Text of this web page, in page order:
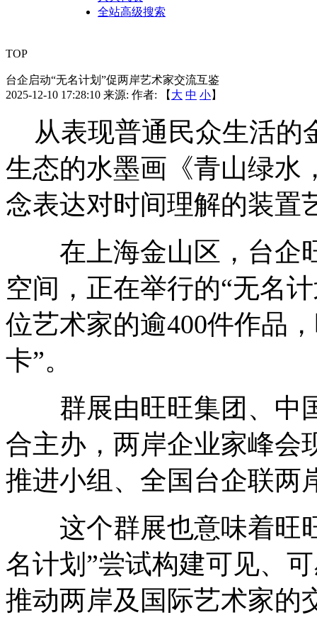
全站高级搜索
TOP
台企启动“无名计划”促两岸艺术家交流互鉴
2025-12-10 17:28:10 来源: 作者: 【 大 中 小】
从表现普通民众生活的
生态的水墨画《青山绿水
念表达对时间理解的装
在上海金山区，台企
空间，正在举行的“无名
位艺术家的逾400件作品
卡”。
群展由旺旺集团、中
合主办，两岸企业家峰会
推进小组、全国台企联两
这个群展也意味着旺旺
名计划”尝试构建可见、
推动两岸及国际艺术家的